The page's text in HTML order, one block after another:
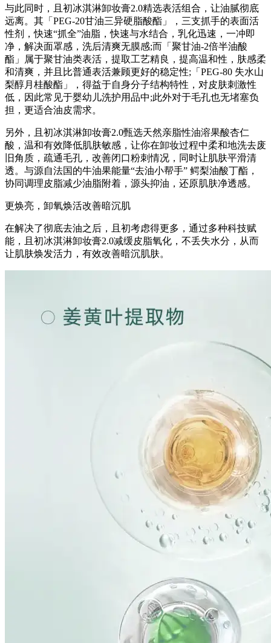
与此同时，且初冰淇淋卸妆膏2.0精选表活组合，让油腻彻底
远离。其「PEG-20甘油三异硬脂酸酯」，三支抓手的表面活
性剂，快速“抓全”油脂，快速与水结合，乳化迅速，一冲即
净，解决面罩感，洗后清爽无膜感;而「聚甘油-2倍半油酸
酯」属于聚甘油类表活，提取工艺精良，提高温和性，肤感柔
和清爽，并且比普通表活兼顾更好的稳定性;「PEG-80 失水山
梨醇月桂酸酯」，得益于自身分子结构特性，对皮肤刺激性
低，因此常见于婴幼儿洗护用品中;此外对于毛孔也无堵塞负
担，更适合油皮需求。
另外，且初冰淇淋卸妆膏2.0甄选天然亲脂性油溶果酸杏仁
酸，温和有效降低肌肤敏感，让你在卸妆过程中柔和地洗去废
旧角质，疏通毛孔，改善闭口粉刺情况，同时让肌肤平滑清
透。与源自法国的牛油果能量“去油小帮手” 鳄梨油酸丁酯，
协同调理皮脂减少油脂附着，源头抑油，还原肌肤净透感。
更焕亮，卸氧焕活改善暗沉肌
在解决了彻底去油之后，且初考虑得更多，通过多种科技赋
能，且初冰淇淋卸妆膏2.0减缓皮脂氧化，不丢失水分，从而
让肌肤焕发活力，有效改善暗沉肌肤。